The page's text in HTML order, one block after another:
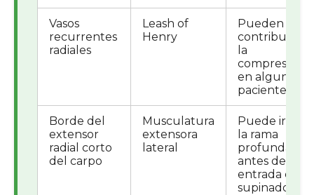
Vasos
recurrentes
radiales
Leash of
Henry
Pueden
contribuir a
la
compresión
en algunos
pacientes.
Borde del
extensor
radial corto
del carpo
Musculatura
extensora
lateral
Puede irritar
la rama
profunda
antes de su
entrada en el
supinador.